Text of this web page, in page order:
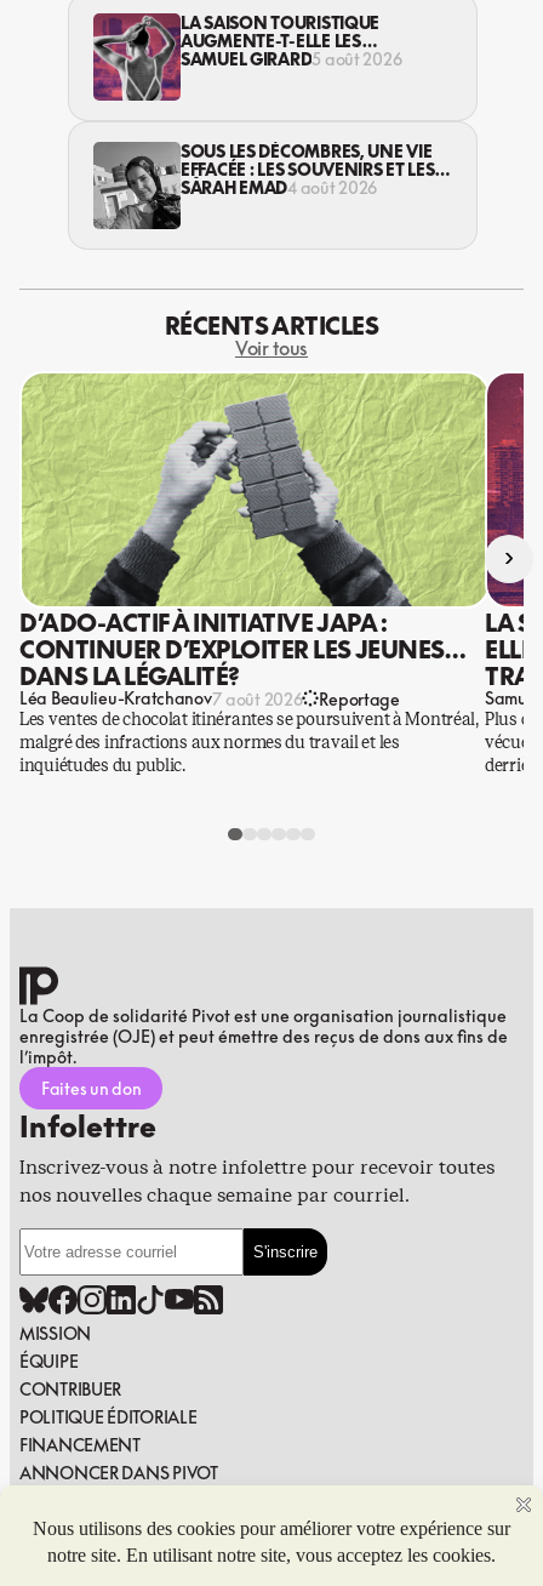
LA SAISON TOURISTIQUE
AUGMENTE-T-ELLE LES
VIOLENCES CONTRE LES
SAMUEL GIRARD5 août 2026
SOUS LES DÉCOMBRES, UNE VIE
EFFACÉE : LES SOUVENIRS ET LES
RÊVES PERDUS DES HABITANT·ES
SARAH EMAD4 août 2026
RÉCENTS ARTICLES
Voir tous
D’ADO-ACTIF À INITIATIVE JAPA :
CONTINUER D’EXPLOITER LES JEUNES…
DANS LA LÉGALITÉ?
Léa Beaulieu-Kratchanov7 août 2026 Reportage
Les ventes de chocolat itinérantes se poursuivent à Montréal,
malgré des infractions aux normes du travail et les
inquiétudes du public.
LA
Plus
vécues
›
La Coop de solidarité Pivot est une organisation journalistique
enregistrée (OJE) et peut émettre des reçus de dons aux fins de
l’impôt.
Faites un don
Infolettre
Inscrivez-vous à notre infolettre pour recevoir toutes
nos nouvelles chaque semaine par courriel.
MISSION
ÉQUIPE
CONTRIBUER
POLITIQUE ÉDITORIALE
FINANCEMENT
ANNONCER DANS PIVOT
SIGNALER UNE ERREUR
NOUS JOINDRE